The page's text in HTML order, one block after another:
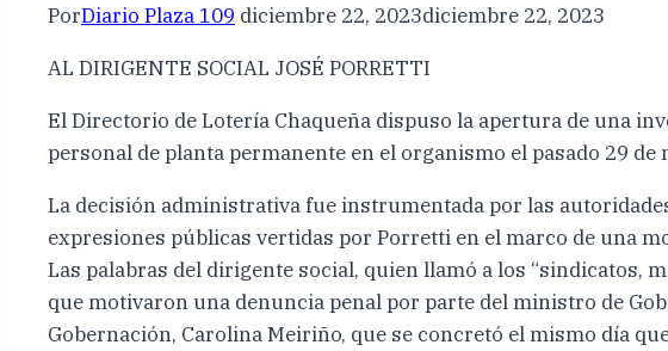
PorDiario Plaza 109 diciembre 22, 2023diciembre 22, 2023
AL DIRIGENTE SOCIAL JOSÉ PORRETTI
El Directorio de Lotería Chaqueña dispuso la apertura de una
personal de planta permanente en el organismo el pasado 29
La decisión administrativa fue instrumentada por las
expresiones públicas vertidas por Porretti en el marco de una
Las palabras del dirigente social, quien llamó a los “sindicatos,
que motivaron una denuncia penal por parte del ministro de
Gobernación, Carolina Meiriño, que se concretó el mismo día